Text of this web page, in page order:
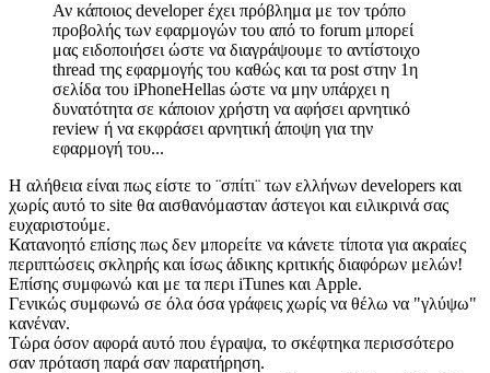
Αν κάποιος developer έχει πρόβλημα με τον τρόπο
προβολής των εφαρμογών του από το forum μπορεί
μας ειδοποιήσει ώστε να διαγράψουμε το αντίστοιχο
thread της εφαρμογής του καθώς και τα post στην 1η
σελίδα του iPhoneHellas ώστε να μην υπάρχει η
δυνατότητα σε κάποιον χρήστη να αφήσει αρνητικό
review ή να εκφράσει αρνητική άποψη για την
εφαρμογή του...
Η αλήθεια είναι πως είστε το ¨σπίτι¨ των ελλήνων developers και
χωρίς αυτό το site θα αισθανόμασταν άστεγοι και ειλικρινά σας
ευχαριστούμε.
Κατανοητό επίσης πως δεν μπορείτε να κάνετε τίποτα για ακραίες
περιπτώσεις σκληρής και ίσως άδικης κριτικής διαφόρων μελών!
Επίσης συμφωνώ και με τα περι iTunes και Apple.
Γενικώς συμφωνώ σε όλα όσα γράφεις χωρίς να θέλω να "γλύψω"
κανέναν.
Τώρα όσον αφορά αυτό που έγραψα, το σκέφτηκα περισσότερο
σαν πρόταση παρά σαν παρατήρηση.